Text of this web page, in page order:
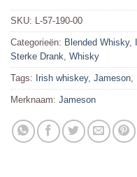
SKU: L-57-190-00
Categorieën: Blended Whisky,
Sterke Drank Whisky
Tags: Irish whiskey, Jameson
Merknaam: Jameson